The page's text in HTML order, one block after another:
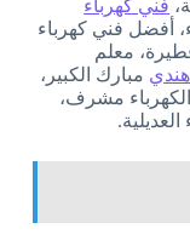
فني كهرباء
أفضل فني كهرباء
فطيرة، معلم
مبارك الكبير،
مشرف،